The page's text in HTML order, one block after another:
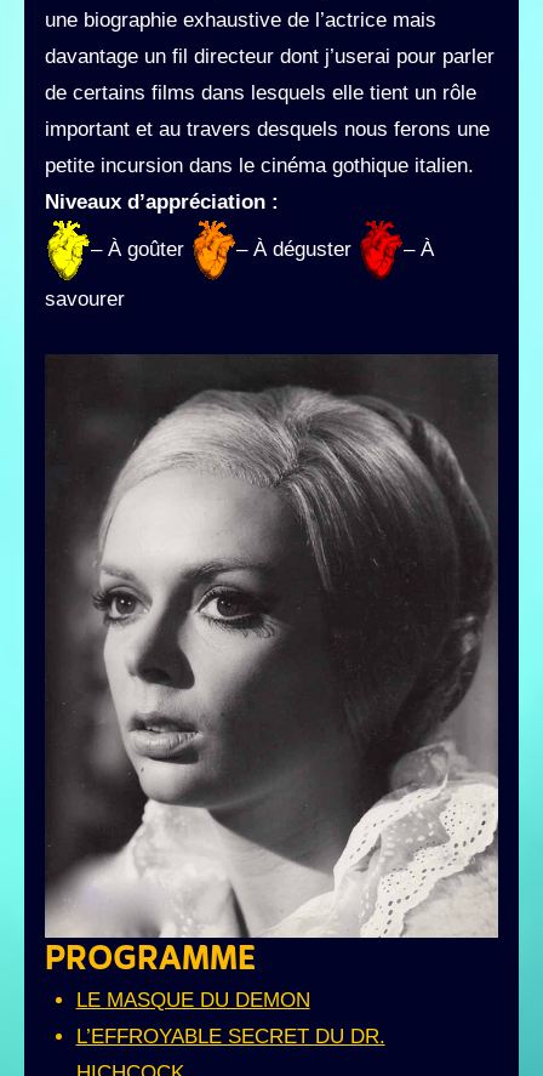
une biographie exhaustive de l’actrice mais
davantage un fil directeur dont j’userai pour parler
de certains films dans lesquels elle tient un rôle
important et au travers desquels nous ferons une
petite incursion dans le cinéma gothique italien.
Niveaux d’appréciation :
– À goûter – À déguster – À
savourer
PROGRAMME
LE MASQUE DU DEMON
L’EFFROYABLE SECRET DU DR.